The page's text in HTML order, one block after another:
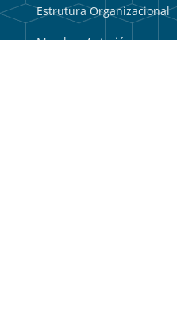
Estrutura Organizacional
Membru Anteriór